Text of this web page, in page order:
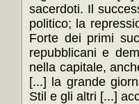
sacerdoti. Il
politico; la
Forte dei primi
repubblicani e
nella capitale,
[...] la grande
Stil e gli altri [...]